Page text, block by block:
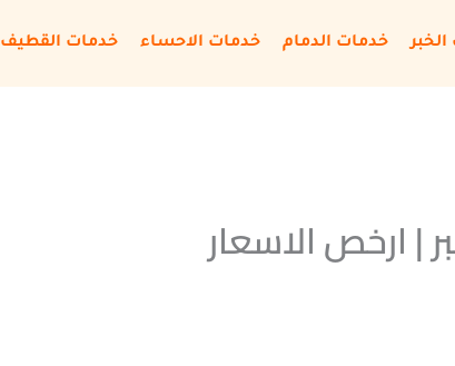
خدمات الدمام خدمات الاحساء خدمات القطيف
| ارخص الاسعار